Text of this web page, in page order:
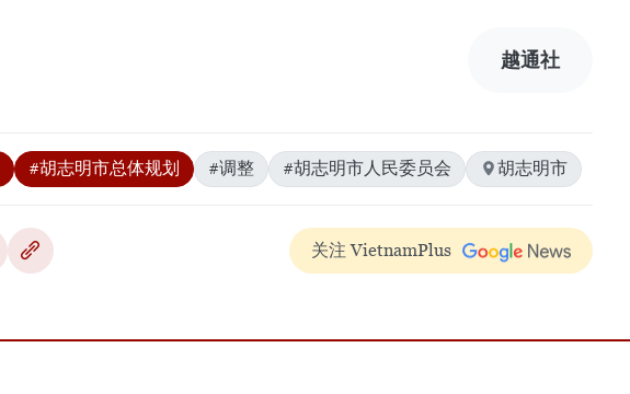
越通社
#胡志明市总体规划 #调整 #胡志明市人民委员会 胡志明市
关注 VietnamPlus